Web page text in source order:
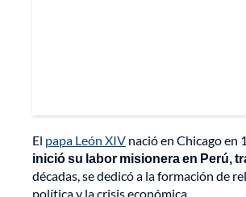
El papa León XIV nació en Chicago en
inició su labor misionera en Perú,
décadas, se dedicó a la formación de
política y la crisis económica.